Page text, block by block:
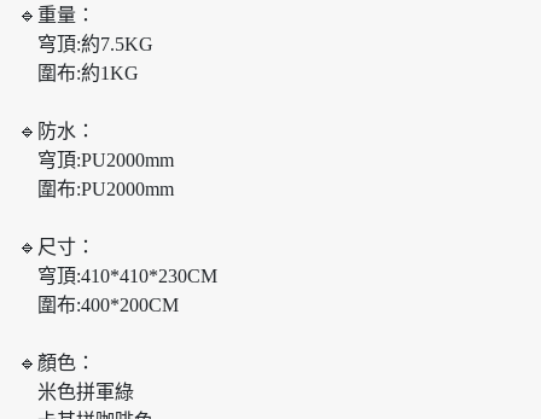
🔹重量：
穹頂:約7.5KG
圍布:約1KG
🔹防水：
穹頂:PU2000mm
圍布:PU2000mm
🔹尺寸：
穹頂:410*410*230CM
圍布:400*200CM
🔹顏色：
米色拼軍綠